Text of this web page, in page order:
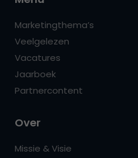
Marketingthema’s
Veelgelezen
Vacatures
Jaarboek
Partnercontent
Over
Missie & Visie